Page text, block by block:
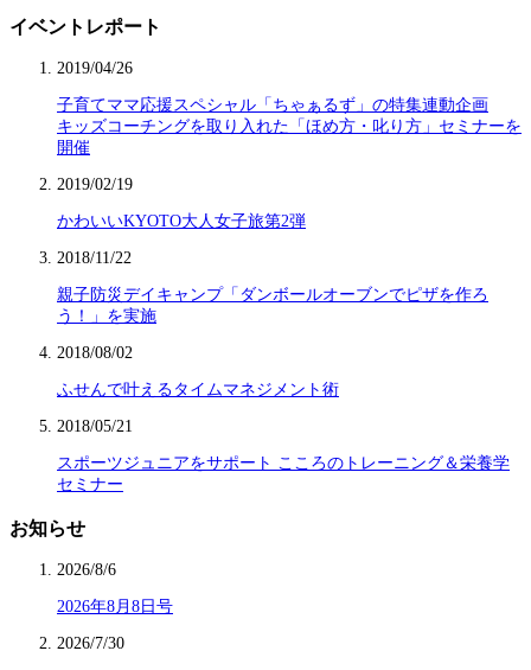
イベントレポート
2019/04/26
子育てママ応援スペシャル「ちゃぁるず」の特集連動企画
キッズコーチングを取り入れた「ほめ方・叱り方」セミナーを
開催
2019/02/19
かわいいKYOTO大人女子旅第2弾
2018/11/22
親子防災デイキャンプ「ダンボールオーブンでピザを作ろ
う！」を実施
2018/08/02
ふせんで叶えるタイムマネジメント術
2018/05/21
スポーツジュニアをサポート こころのトレーニング＆栄養学
セミナー
お知らせ
2026/8/6
2026年8月8日号
2026/7/30